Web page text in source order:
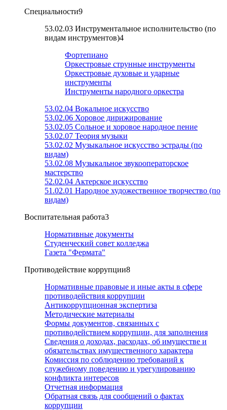
Специальности9
53.02.03 Инструментальное исполнительство (по
видам инструментов)4
Фортепиано
Оркестровые струнные инструменты
Оркестровые духовые и ударные
инструменты
Инструменты народного оркестра
53.02.04 Вокальное искусство
53.02.06 Хоровое дирижирование
53.02.05 Сольное и хоровое народное пение
53.02.07 Теория музыки
53.02.02 Музыкальное искусство эстрады (по
видам)
53.02.08 Музыкальное звукооператорское
мастерство
52.02.04 Актерское искусство
51.02.01 Народное художественное творчество (по
видам)
Воспитательная работа3
Нормативные документы
Студенческий совет колледжа
Газета "Фермата"
Противодействие коррупции8
Нормативные правовые и иные акты в сфере
противодействия коррупции
Антикоррупционная экспертиза
Методические материалы
Формы документов, связанных с
противодействием коррупции, для заполнения
Сведения о доходах, расходах, об имуществе и
обязательствах имущественного характера
Комиссия по соблюдению требований к
служебному поведению и урегулированию
конфликта интересов
Отчетная информация
Обратная связь для сообщений о фактах
коррупции